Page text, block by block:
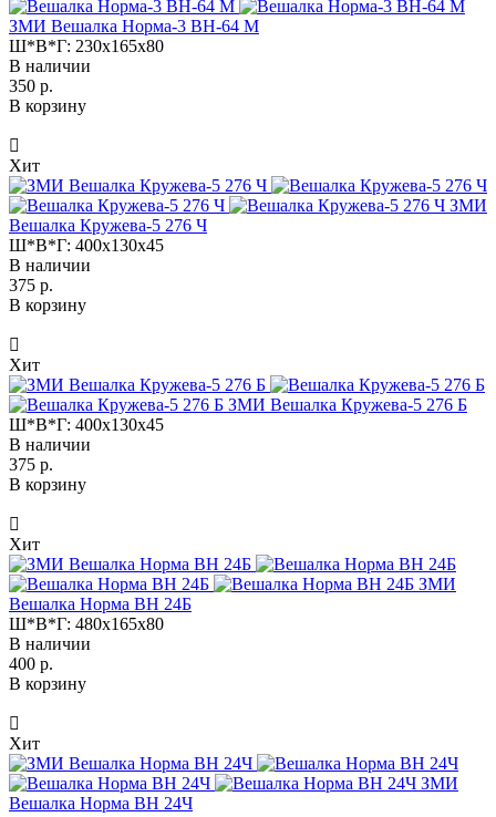
ЗМИ Вешалка Норма-3 ВН-64 М
Ш*В*Г: 230x165x80
В наличии
350 р.
В корзину
Хит
ЗМИ
Вешалка Кружева-5 276 Ч
Ш*В*Г: 400x130x45
В наличии
375 р.
В корзину
Хит
ЗМИ Вешалка Кружева-5 276 Б
Ш*В*Г: 400x130x45
В наличии
375 р.
В корзину
Хит
ЗМИ
Вешалка Норма ВН 24Б
Ш*В*Г: 480x165x80
В наличии
400 р.
В корзину
Хит
ЗМИ
Вешалка Норма ВН 24Ч